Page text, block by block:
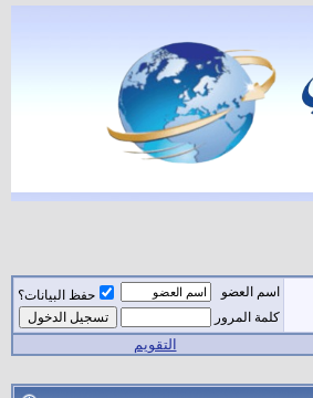
اسم العضو
حفظ البيانات؟
كلمة المرور
التقويم